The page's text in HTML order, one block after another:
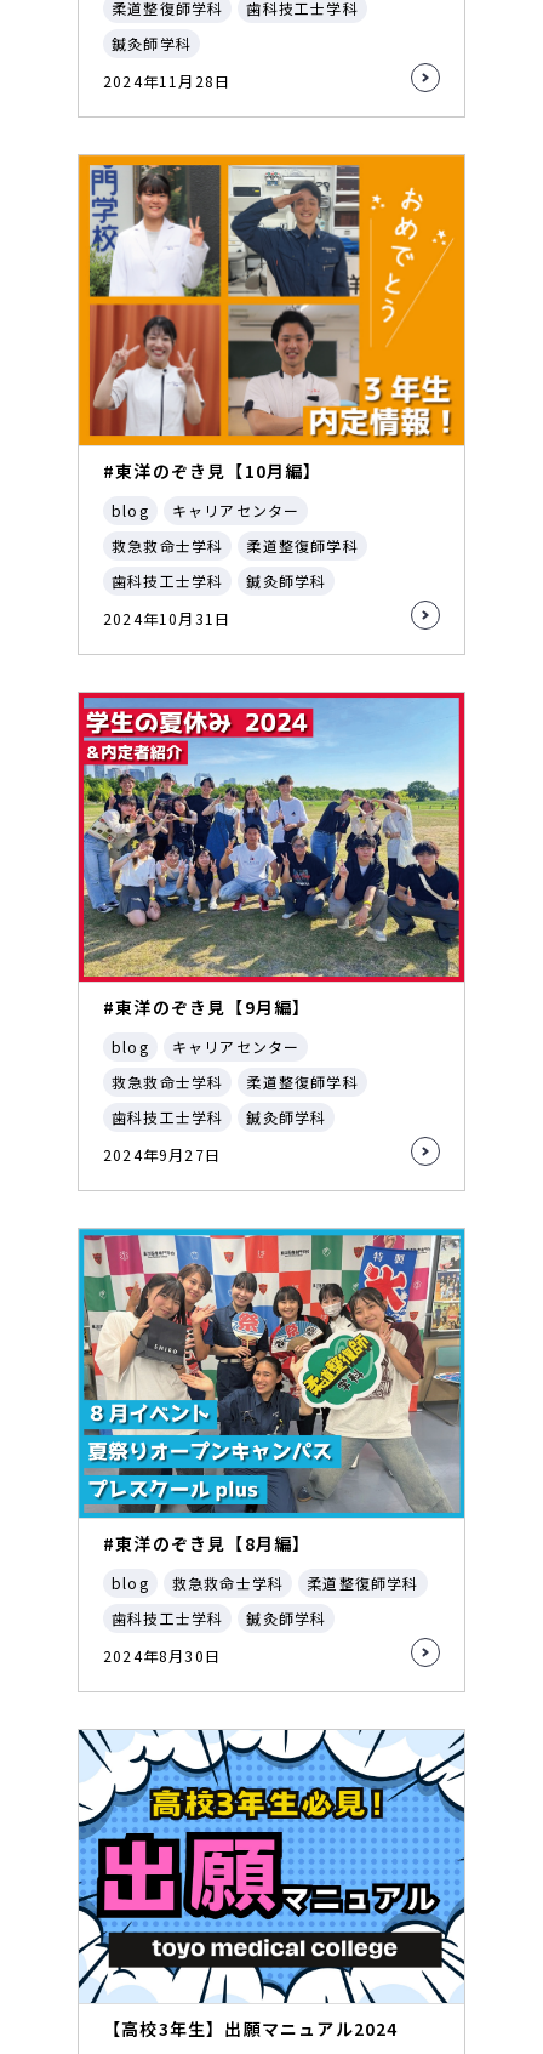
柔道整復師学科
歯科技工士学科
鍼灸師学科
2024年11月28日
#東洋のぞき見【10月編】
blog
キャリアセンター
救急救命士学科
柔道整復師学科
歯科技工士学科
鍼灸師学科
2024年10月31日
#東洋のぞき見【9月編】
blog
キャリアセンター
救急救命士学科
柔道整復師学科
歯科技工士学科
鍼灸師学科
2024年9月27日
#東洋のぞき見【8月編】
blog 救急救命士学科
柔道整復師学科
歯科技工士学科
鍼灸師学科
2024年8月30日
【高校3年生】出願マニュアル2024